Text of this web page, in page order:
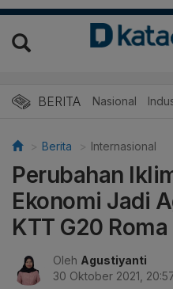
BERITA Nasional
Berita Internasional
Perubahan
Ekonomi Jadi
KTT G20 Roma
Oleh Agustiyanti
30 Oktober 2021,